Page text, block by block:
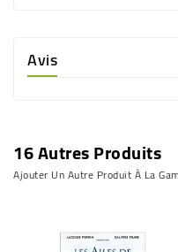
Avis
16 Autres Produits
Ajouter Un Autre Produit À La